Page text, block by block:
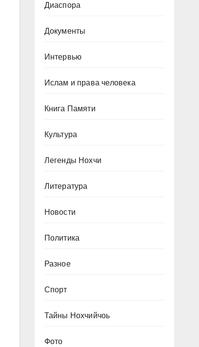
Диаспора
Документы
Интервью
Ислам и права человека
Книга Памяти
Культура
Легенды Нохчи
Литература
Новости
Политика
Разное
Спорт
Тайны Нохчийчоь
Фото